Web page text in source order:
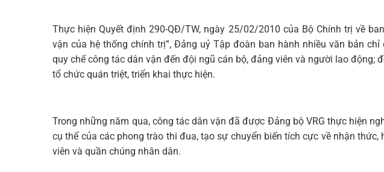
Thực hiện Quyết định 290-QĐ/TW, ngày 25/02/2010 của Bộ Chính trị về
vận của hệ thống chính trị”, Đảng uỷ Tập đoàn ban hành nhiều văn bản
quy chế công tác dân vận đến đội ngũ cán bộ, đảng viên và người lao động;
tổ chức quán triệt, triển khai thực hiện.
Trong những năm qua, công tác dân vận đã được Đảng bộ VRG thực hiện
cụ thể của các phong trào thi đua, tạo sự chuyển biến tích cực về nhận thức,
viên và quần chúng nhân dân.